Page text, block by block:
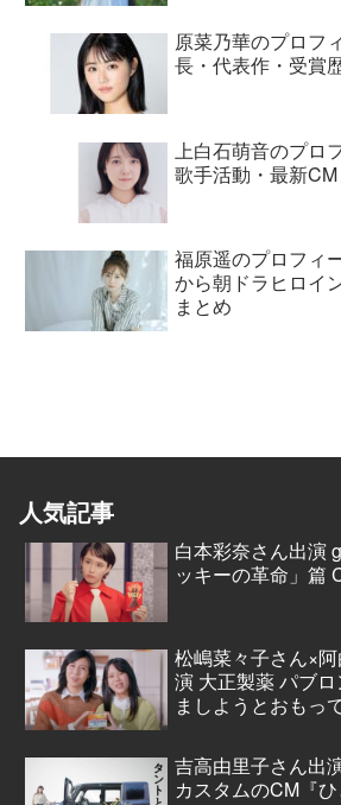
原菜乃華のプロフ
長・代表作・受賞
上白石萌音のプロ
歌手活動・最新
福原遥のプロフィ
から朝ドラヒロイ
まとめ
人気記事
白本彩奈さん出演
ッキーの革命」篇
松嶋菜々子さん×
演 大正製薬 パブ
ましようとおもっ
吉高由里子さん出
カスタムのCM『